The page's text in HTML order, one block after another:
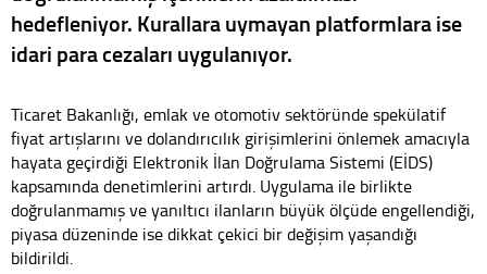
hedefleniyor. Kurallara uymayan platformlara ise
idari para cezaları uygulanıyor.
Ticaret Bakanlığı, emlak ve otomotiv sektöründe spekülatif
fiyat artışlarını ve dolandırıcılık girişimlerini önlemek amacıyla
hayata geçirdiği Elektronik İlan Doğrulama Sistemi (EİDS)
kapsamında denetimlerini artırdı. Uygulama ile birlikte
doğrulanmamış ve yanıltıcı ilanların büyük ölçüde engellendiği,
piyasa düzeninde ise dikkat çekici bir değişim yaşandığı
bildirildi.